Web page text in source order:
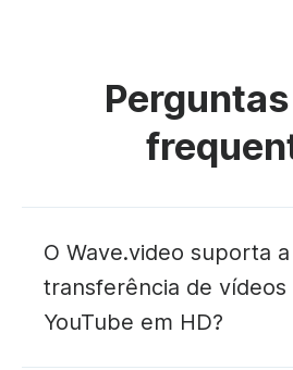
O Wave.video suporta a
transferência de vídeos
YouTube em HD?